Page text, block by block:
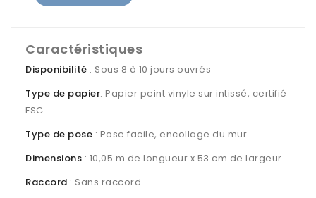
Caractéristiques
Disponibilité : Sous 8 à 10 jours ouvrés
Type de papier: Papier peint vinyle sur intissé, certifié
FSC
Type de pose : Pose facile, encollage du mur
Dimensions : 10,05 m de longueur x 53 cm de largeur
Raccord : Sans raccord